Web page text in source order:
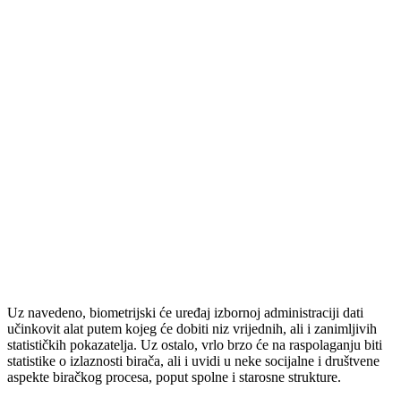
Uz navedeno, biometrijski će uređaj izbornoj administraciji dati
učinkovit alat putem kojeg će dobiti niz vrijednih, ali i zanimljivih
statističkih pokazatelja. Uz ostalo, vrlo brzo će na raspolaganju biti
statistike o izlaznosti birača, ali i uvidi u neke socijalne i društvene
aspekte biračkog procesa, poput spolne i starosne strukture.